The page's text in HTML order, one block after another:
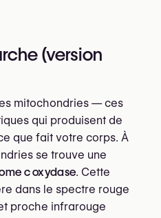
(version
mitochondries — ces
qui produisent de
que fait votre corps. À
se trouve une
c oxydase. Cette
dans le spectre rouge
proche infrarouge